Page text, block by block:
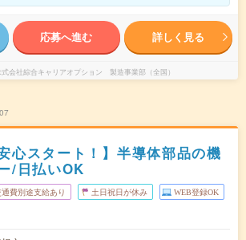
応募へ進む 詳しく見る
式会社綜合キャリアオプション 製造事業部（全国）
心スタート！】半導体部品の機
/日払いOK
通費別途支給あり 土日祝日が休み WEB登録OK